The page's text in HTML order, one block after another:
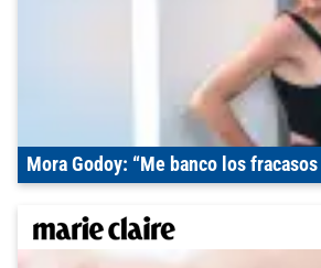
Mora Godoy: “Me banco los